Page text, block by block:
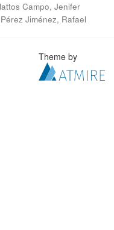
Campo, Jenifer
Pérez Jiménez, Rafael
Theme by